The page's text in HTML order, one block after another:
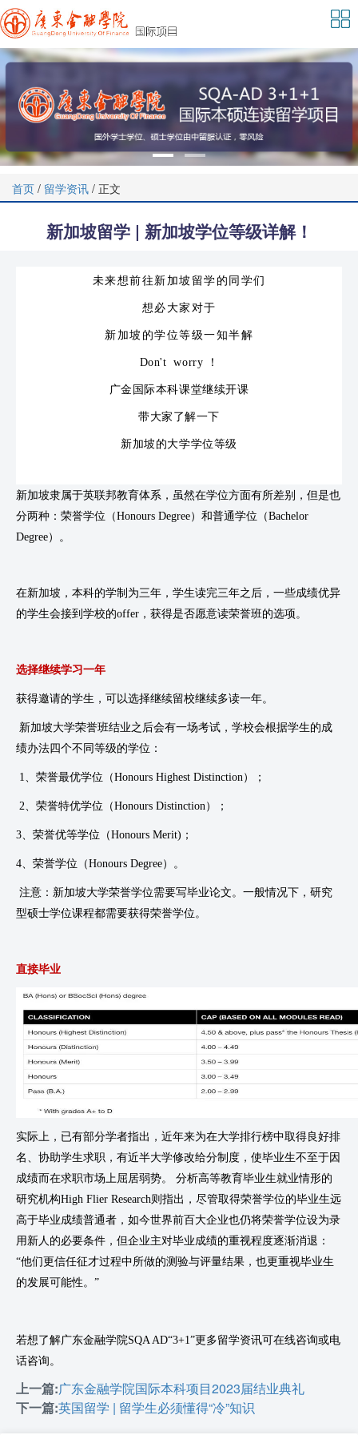
首页 / 留学资讯 / 正文
新加坡留学 | 新加坡学位等级详解！
未来想前往新加坡留学的同学们
想必大家对于
新加坡的学位等级一知半解
Don't worry ！
广金国际本科课堂继续开课
带大家了解一下
新加坡的大学学位等级
新加坡隶属于英联邦教育体系，虽然在学位方面有所差别，但是也
分两种：荣誉学位（Honours Degree）和普通学位（Bachelor
Degree）。
在新加坡，本科的学制为三年，学生读完三年之后，一些成绩优异
的学生会接到学校的offer，获得是否愿意读荣誉班的选项。
选择继续学习一年
获得邀请的学生，可以选择继续留校继续多读一年。
新加坡大学荣誉班结业之后会有一场考试，学校会根据学生的成
绩办法四个不同等级的学位：
1、荣誉最优学位（Honours Highest Distinction）；
2、荣誉特优学位（Honours Distinction）；
3、荣誉优等学位（Honours Merit)；
4、荣誉学位（Honours Degree）。
注意：新加坡大学荣誉学位需要写毕业论文。一般情况下，研究
型硕士学位课程都需要获得荣誉学位。
直接毕业
实际上，已有部分学者指出，近年来为在大学排行榜中取得良好排
名、协助学生求职，有近半大学修改给分制度，使毕业生不至于因
成绩而在求职市场上屈居弱势。 分析高等教育毕业生就业情形的
研究机构High Flier Research则指出，尽管取得荣誉学位的毕业生远
高于毕业成绩普通者，如今世界前百大企业也仍将荣誉学位设为录
用新人的必要条件，但企业主对毕业成绩的重视程度逐渐消退：
“他们更信任征才过程中所做的测验与评量结果，也更重视毕业生
的发展可能性。”
若想了解广东金融学院SQA AD“3+1”更多留学资讯可在线咨询或电
话咨询。
上一篇:广东金融学院国际本科项目2023届结业典礼
下一篇:英国留学 | 留学生必须懂得“冷”知识